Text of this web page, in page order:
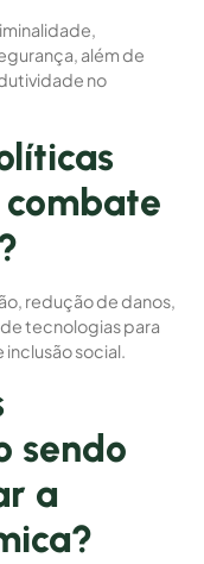
além de
no
redução de danos,
tecnologias para
social.
sendo
a